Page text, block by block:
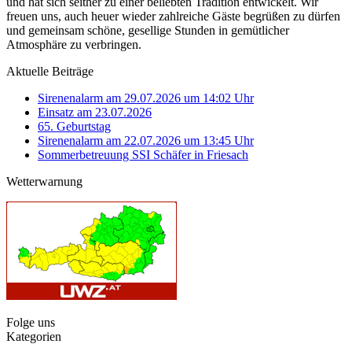
freuen uns, auch heuer wieder zahlreiche Gäste begrüßen zu dürfen
und gemeinsam schöne, gesellige Stunden in gemütlicher
Atmosphäre zu verbringen.
Aktuelle Beiträge
Sirenenalarm am 29.07.2026 um 14:02 Uhr
Einsatz am 23.07.2026
65. Geburtstag
Sirenenalarm am 22.07.2026 um 13:45 Uhr
Sommerbetreuung SSI Schäfer in Friesach
Wetterwarnung
Folge uns
Kategorien